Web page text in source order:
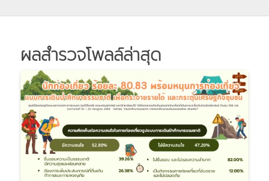
ผลสำรวจโพลล์ล่าสุด